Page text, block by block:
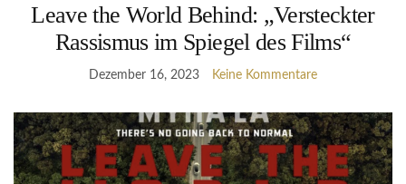
Leave the World Behind: „Versteckter
Rassismus im Spiegel des Films“
Dezember 16, 2023 Keine Kommentare